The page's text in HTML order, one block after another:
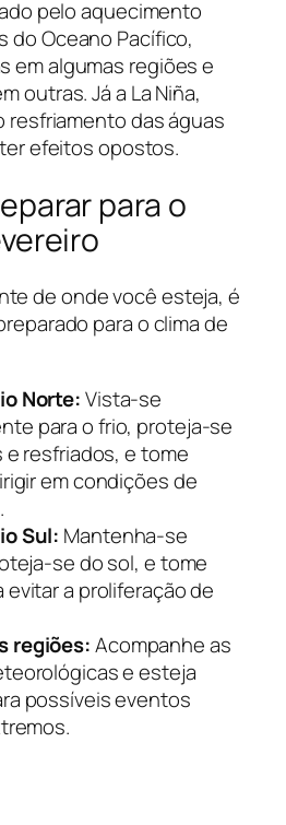
pelo aquecimento
do Oceano Pacífico,
em algumas regiões e
outras. Já a La Niña,
resfriamento das águas
efeitos opostos.
para o
de onde você esteja, é
para o clima de
Norte:Vista-se
para o frio, proteja-se
resfriados, e tome
em condições de
Sul: Mantenha-se
se do sol, e tome
evitar a proliferação de
regiões:Acompanhe as
e esteja
possíveis eventos